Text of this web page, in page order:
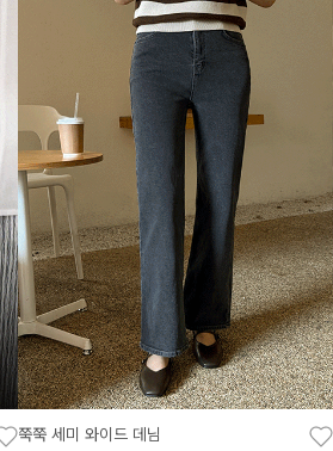
쭉쭉 세미 와이드 데님